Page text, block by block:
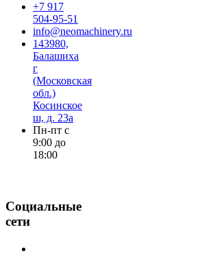
+7 917
504-95-51
info@neomachinery.ru
143980,
Балашиха
г
(Московская
обл.)
Косинское
ш, д. 23а
Пн-пт с
9:00 до
18:00
Социальные
сети